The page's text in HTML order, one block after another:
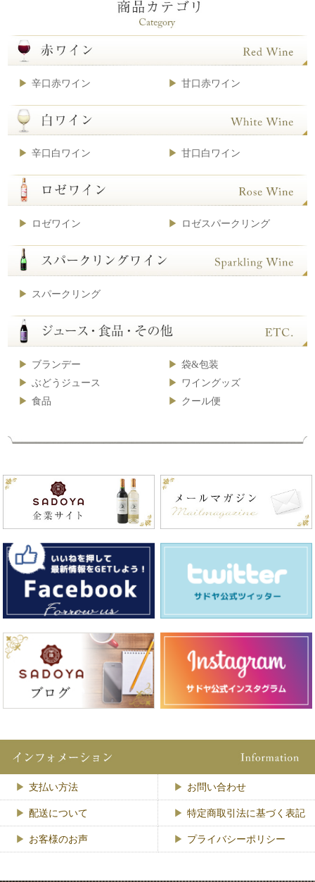
辛口赤ワイン 甘口赤ワイン
辛口白ワイン 甘口白ワイン
ロゼワイン ロゼスパークリング
スパークリング
ブランデー
袋&包装
ぶどうジュース
ワイングッズ
食品
クール便
支払い方法 お問い合わせ
配送について 特定商取引法に基づく表記
お客様のお声 プライバシーポリシー